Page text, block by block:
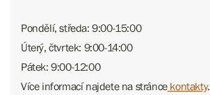
Pondělí, středa: 9:00-15:00
Úterý, čtvrtek: 9:00-14:00
Pátek: 9:00-12:00
Více informací najdete na stráncekontakty.